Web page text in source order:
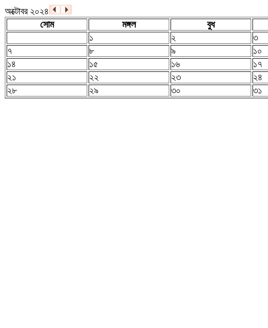
অক্টোবর ২০২৪
সোম
মঙ্গল
বুধ
১
২
৩
৭
৮ ৯
১০
১৪
১৫ ১৬
১৭
২১
২২ ২৩
২৪
২৮
২৯ ৩০ ৩১